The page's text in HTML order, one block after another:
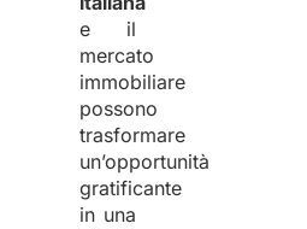
e il
mercato
immobiliare
possono
trasformare
un’opportunità
gratificante
in una